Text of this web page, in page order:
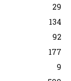
29
134
92
177
9